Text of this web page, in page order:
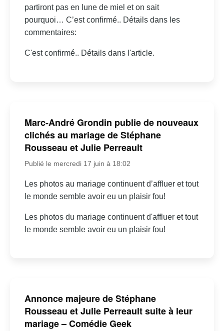
partiront pas en lune de miel et on sait
pourquoi… C’est confirmé.. Détails dans les
commentaires:
C'est confirmé.. Détails dans l'article.
Marc-André Grondin publie de nouveaux
clichés au mariage de Stéphane
Rousseau et Julie Perreault
Publié le mercredi 17 juin à 18:02
Les photos au mariage continuent d’affluer et tout
le monde semble avoir eu un plaisir fou!
Les photos du mariage continuent d'affluer et tout
le monde semble avoir eu un plaisir fou!
Annonce majeure de Stéphane
Rousseau et Julie Perreault suite à leur
mariage – Comédie Geek